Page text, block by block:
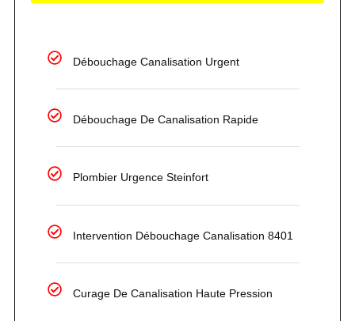
Débouchage Canalisation Urgent
Débouchage De Canalisation Rapide
Plombier Urgence Steinfort
Intervention Débouchage Canalisation 8401
Curage De Canalisation Haute Pression